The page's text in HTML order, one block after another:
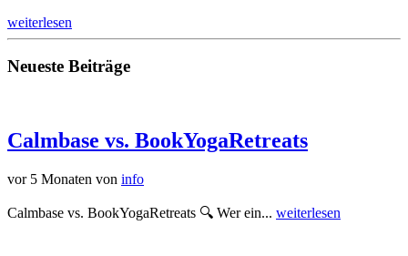
weiterlesen
Neueste Beiträge
Calmbase vs. BookYogaRetreats
vor 5 Monaten von info
Calmbase vs. BookYogaRetreats 🔍 Wer ein... weiterlesen